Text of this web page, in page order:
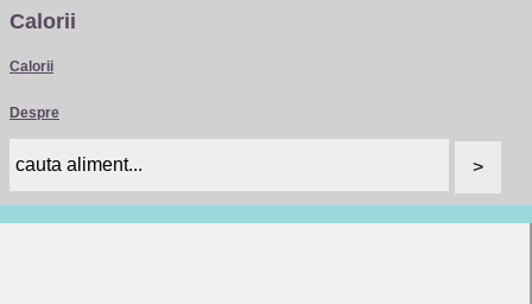
Calorii
Calorii
Despre